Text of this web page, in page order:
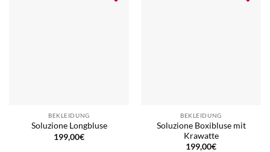
BEKLEIDUNG
Soluzione Longbluse
199,00€
BEKLEIDUNG
Soluzione Boxibluse mit
Krawatte
199,00€